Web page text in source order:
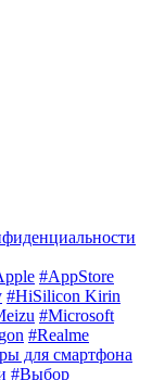
#AppStore
#HiSilicon Kirin
#Microsoft
#Realme
для смартфона
#Выбор